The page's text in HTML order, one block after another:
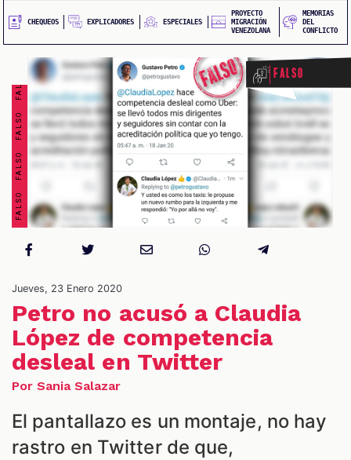
CHEQUEOS EXPLICADORES ESPECIALES
PROYECTO
MIGRACIÓN
VENEZOLANA
MEMORIAS
DEL
CONFLICTO
FALSO FALSO FALSO FALSO FALSO FALSO FALSO FALSO Falso
Jueves, 23 Enero 2020
Petro no acusó a Claudia
López de competencia
desleal en Twitter
Por Sania Salazar
El pantallazo es un montaje, no hay
rastro en Twitter de que,